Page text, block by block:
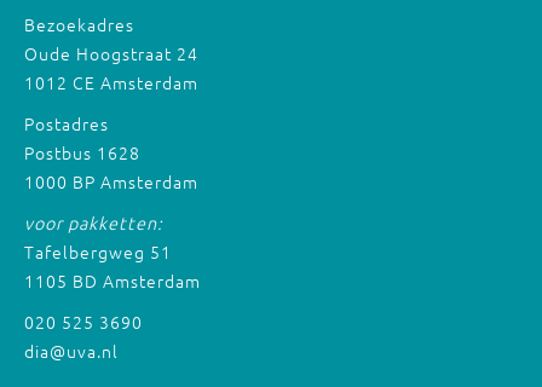
Bezoekadres
Oude Hoogstraat 24
1012 CE Amsterdam
Postadres
Postbus 1628
1000 BP Amsterdam
voor pakketten:
Tafelbergweg 51
1105 BD Amsterdam
020 525 3690
dia@uva.nl